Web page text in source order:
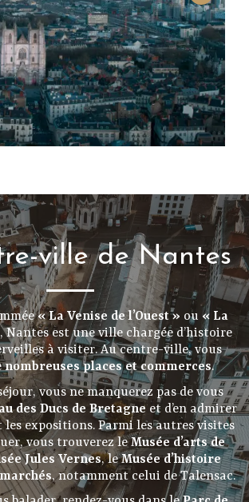
ville de Nantes
« La Venise de l’Ouest » ou « La
, Nantes est une ville chargée d’histoire
à visiter. Au centre-ville, vous
nombreuses places et commerces.
vous ne manquerez pas de vous
des Ducs de Bretagneet d’en admirer
expositions. Parmi les autres visites
vous trouverez leMusée d’arts de
Jules Vernes, leMusée d’histoire
, notamment celui de Talensac.